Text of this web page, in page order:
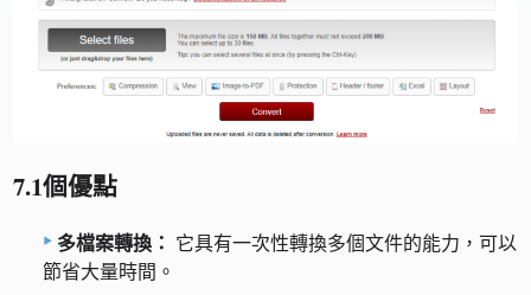
7.1個優點
多檔案轉換：
它具有一次性轉換多個文件的能力，可以
節省大量時間。